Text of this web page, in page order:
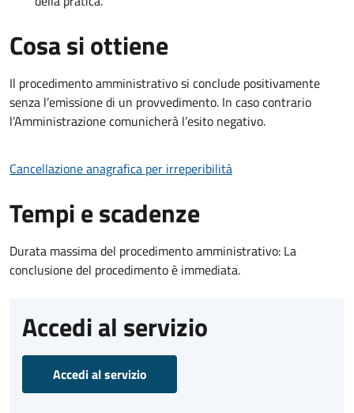
Cosa si ottiene
Il procedimento amministrativo si conclude positivamente
senza l’emissione di un provvedimento. In caso contrario
l’Amministrazione comunicherà l’esito negativo.
Cancellazione anagrafica per irreperibilità
Tempi e scadenze
Durata massima del procedimento amministrativo: La
conclusione del procedimento è immediata.
Accedi al servizio
Accedi al servizio